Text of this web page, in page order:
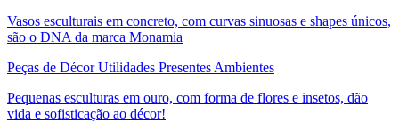
Vasos esculturais em concreto, com curvas sinuosas e shapes únicos,
são o DNA da marca Monamia
Peças de Décor Utilidades Presentes Ambientes
Pequenas esculturas em ouro, com forma de flores e insetos, dão
vida e sofisticação ao décor!